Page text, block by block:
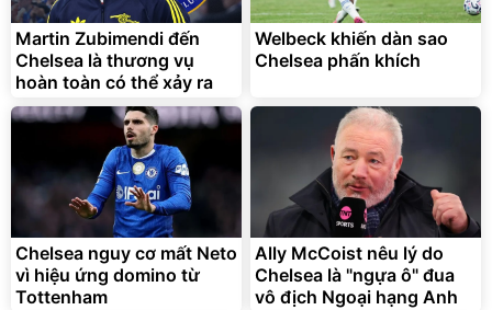
Bạt phủ xe ô tô cao cấp,
tráng nhôm 03 lớp
325.000đ
Đã bán nhiều
Xe đạp điện trợ lực G-
Force C14 gấp gọn bỏ cốp
tiện lợi
9.900.000 đ
7.092.000đ
Đang xem nhiều
G-FORCE VIETNA
Martin Zubimendi đến
Chelsea là thương vụ
hoàn toàn có thể xảy ra
Welbeck khiến dàn sao
Chelsea phấn khích
Chelsea nguy cơ mất Neto
vì hiệu ứng domino từ
Tottenham
Ally McCoist nêu lý do
Chelsea là "ngựa ô" đua
vô địch Ngoại hạng Anh